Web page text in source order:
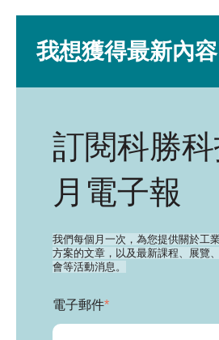
我想獲得最新內容
訂閱科勝
月電子報
我們每個月一次，為您提供關於工
方案的文章，以及最新課程、展覽
會等活動消息。
電子郵件*